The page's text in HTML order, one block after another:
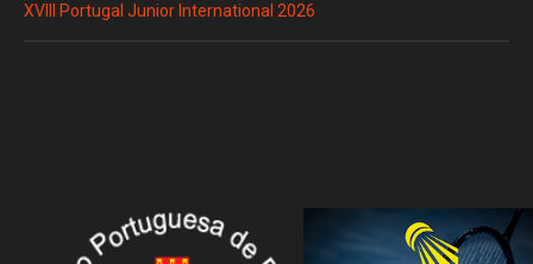
XVIII Portugal Junior International 2026